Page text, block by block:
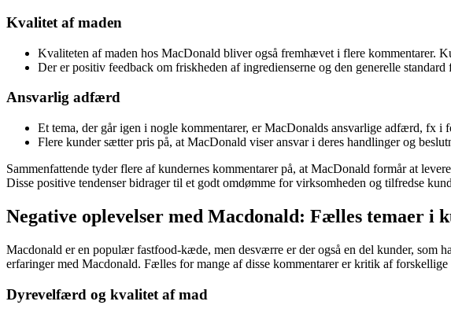
Kvalitet af maden
Kvaliteten af maden hos MacDonald bliver også fremhævet i flere kommentarer.
Der er positiv feedback om friskheden af ingredienserne og den generelle
Ansvarlig adfærd
Et tema, der går igen i nogle kommentarer, er MacDonalds ansvarlige adfærd, fx
Flere kunder sætter pris på, at MacDonald viser ansvar i deres handlinger og
Sammenfattende tyder flere af kundernes kommentarer på, at MacDonald formår at
Disse positive tendenser bidrager til et godt omdømme for virksomheden og tilfredse
Negative oplevelser med Macdonald: Fælles temaer i
Macdonald er en populær fastfood-kæde, men desværre er der også en del kunder, som
erfaringer med Macdonald. Fælles for mange af disse kommentarer er kritik af
Dyrevelfærd og kvalitet af mad